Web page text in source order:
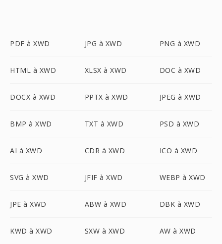
PDF à XWD JPG à XWD PNG à XWD
HTML à XWD XLSX à XWD DOC à XWD
DOCX à XWD PPTX à XWD JPEG à XWD
BMP à XWD TXT à XWD PSD à XWD
AI à XWD CDR à XWD ICO à XWD
SVG à XWD JFIF à XWD WEBP à XWD
JPE à XWD ABW à XWD DBK à XWD
KWD à XWD SXW à XWD AW à XWD